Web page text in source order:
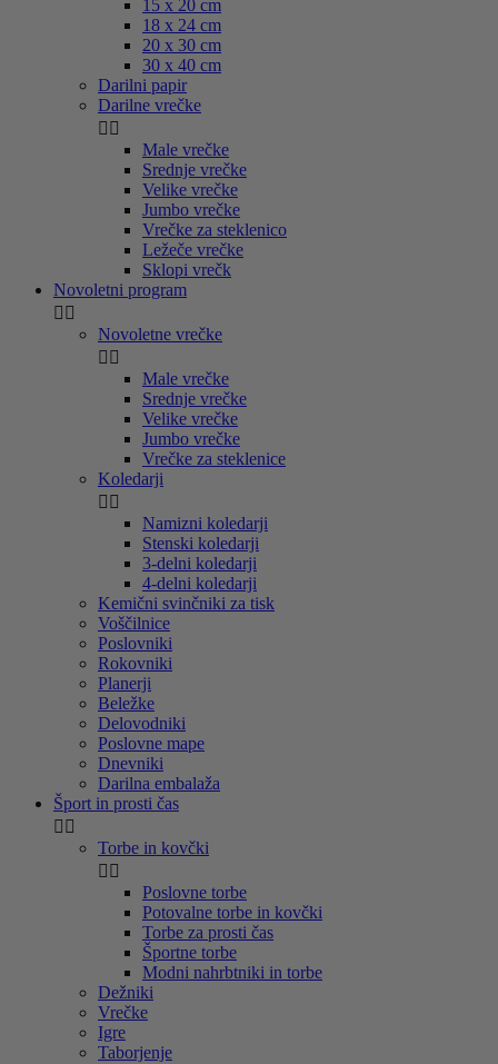
15 x 20 cm
18 x 24 cm
20 x 30 cm
30 x 40 cm
Darilni papir
Darilne vrečke
 
Male vrečke
Srednje vrečke
Velike vrečke
Jumbo vrečke
Vrečke za steklenico
Ležeče vrečke
Sklopi vrečk
Novoletni program
 
Novoletne vrečke
 
Male vrečke
Srednje vrečke
Velike vrečke
Jumbo vrečke
Vrečke za steklenice
Koledarji
 
Namizni koledarji
Stenski koledarji
3-delni koledarji
4-delni koledarji
Kemični svinčniki za tisk
Voščilnice
Poslovniki
Rokovniki
Planerji
Beležke
Delovodniki
Poslovne mape
Dnevniki
Darilna embalaža
Šport in prosti čas
 
Torbe in kovčki
 
Poslovne torbe
Potovalne torbe in kovčki
Torbe za prosti čas
Športne torbe
Modni nahrbtniki in torbe
Dežniki
Vrečke
Igre
Taborjenje